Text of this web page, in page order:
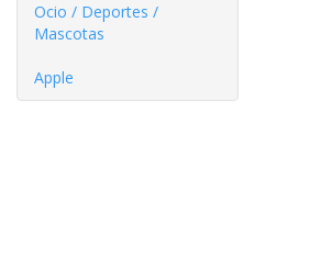
Ocio / Deportes /
Mascotas
Apple